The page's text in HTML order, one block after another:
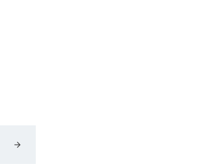
arrow_forward